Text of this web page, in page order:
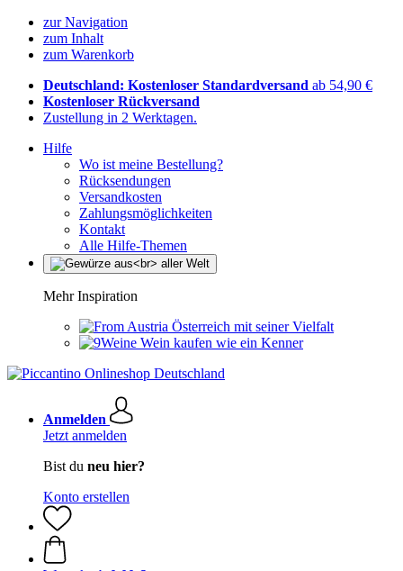
zur Navigation
zum Inhalt
zum Warenkorb
Deutschland: Kostenloser Standardversand ab 54,90 €
Kostenloser Rückversand
Zustellung in 2 Werktagen.
Hilfe
Wo ist meine Bestellung?
Rücksendungen
Versandkosten
Zahlungsmöglichkeiten
Kontakt
Alle Hilfe-Themen
Mehr Inspiration
Österreich mit seiner Vielfalt
Wein kaufen wie ein Kenner
Anmelden
Jetzt anmelden
Bist du neu hier?
Konto erstellen